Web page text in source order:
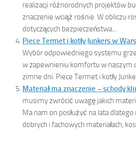
realizacji różnorodnych projektów
znaczenie wciąż rośnie. W obliczu
dotyczących bezpieczeństwa...
Piece Termet i kotły Junkers w
Wybór odpowiedniego systemu
w zapewnieniu komfortu w naszym
zimne dni. Piece Termet i kotły
Materiał ma znaczenie – schody
musimy zwrócić uwagę jakich
Ma nam on posłużyć na lata
dobrych i fachowych materiałach,